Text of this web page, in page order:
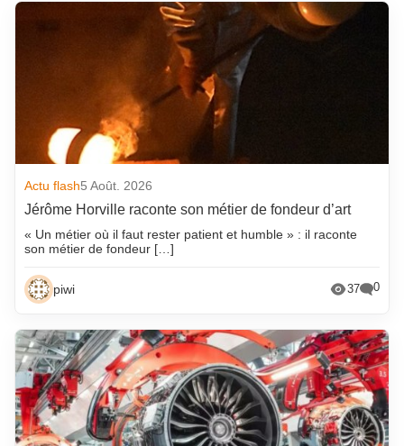
Actu flash5 Août. 2026
Jérôme Horville raconte son métier de fondeur d’art
« Un métier où il faut rester patient et humble » : il raconte
son métier de fondeur […]
piwi 37 0